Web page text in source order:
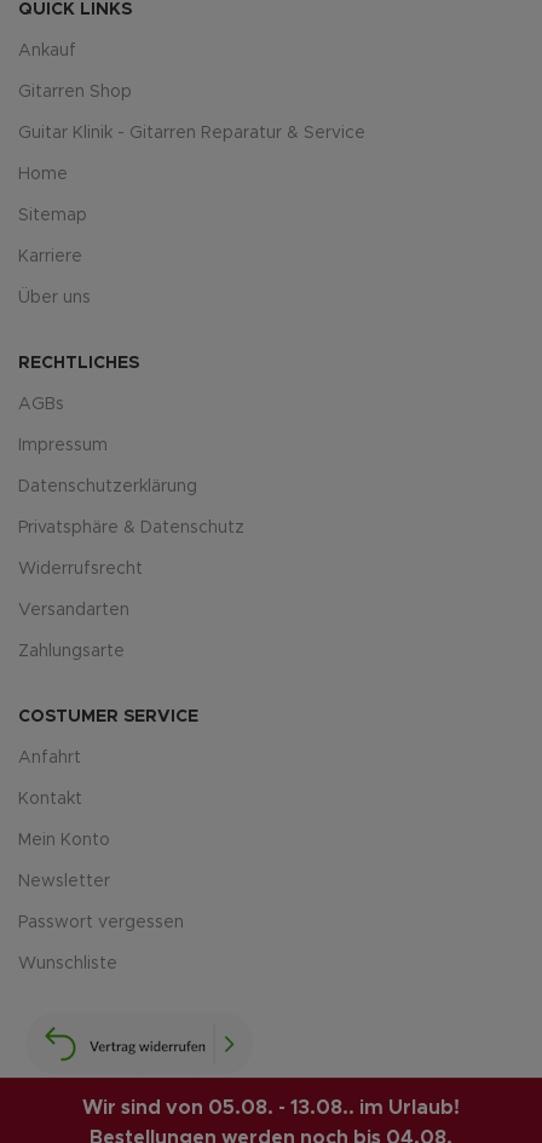
Wir sind von 05.08. - 13.08.. im Urlaub!
Bestellungen werden noch bis 04.08.
QUICK LINKS
Ankauf
Gitarren Shop
Guitar Klinik - Gitarren Reparatur & Service
Home
Sitemap
Karriere
Über uns
RECHTLICHES
AGBs
Impressum
Datenschutzerklärung
Privatsphäre & Datenschutz
Widerrufsrecht
Versandarten
Zahlungsarte
COSTUMER SERVICE
Anfahrt
Kontakt
Mein Konto
Newsletter
Passwort vergessen
Wunschliste